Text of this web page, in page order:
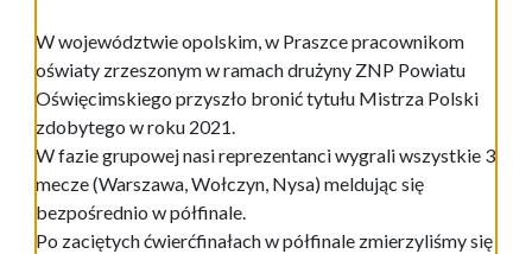
W województwie opolskim, w Praszce pracownikom
oświaty zrzeszonym w ramach drużyny ZNP Powiatu
Oświęcimskiego przyszło bronić tytułu Mistrza Polski
zdobytego w roku 2021.
W fazie grupowej nasi reprezentanci wygrali wszystkie 3
mecze (Warszawa, Wołczyn, Nysa) meldując się
bezpośrednio w półfinale.
Po zaciętych ćwierćfinałach w półfinale zmierzyliśmy się